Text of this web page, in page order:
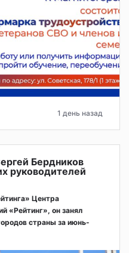
1 день назад
Бердников
руководителей
Центра
«Рейтинг», он занял
страны за июнь-